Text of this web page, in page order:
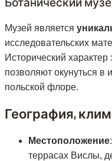
Музей является
исследовательских
Исторический
позволяют окунуться в
польской флоре.
География,
Местоположение
террасах Вислы,